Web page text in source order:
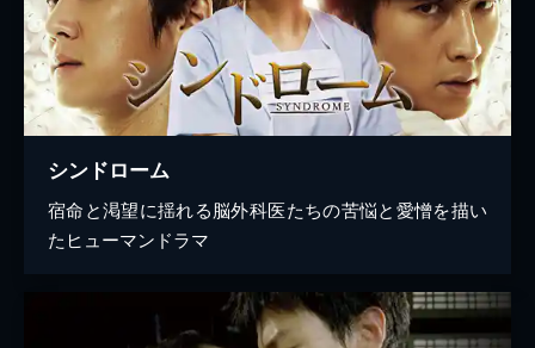
シンドローム
宿命と渇望に揺れる脳外科医たちの苦悩と愛憎を描い
たヒューマンドラマ